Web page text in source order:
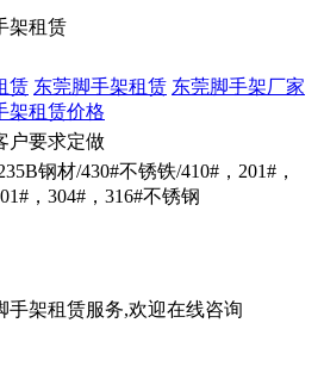
架租赁
赁 东莞脚手架租赁 东莞脚手架厂家
架租赁价格
户要求定做
钢材/430#不锈铁/410#，201#，
，304#，316#不锈钢
手架租赁服务,欢迎在线咨询